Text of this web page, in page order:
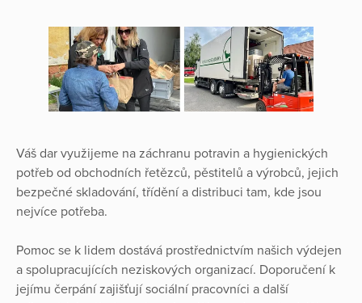
Váš dar využijeme na záchranu potravin a hygienických
potřeb od obchodních řetězců, pěstitelů a výrobců, jejich
bezpečné skladování, třídění a distribuci tam, kde jsou
nejvíce potřeba.
Pomoc se k lidem dostává prostřednictvím našich výdejen
a spolupracujících neziskových organizací. Doporučení k
jejímu čerpání zajišťují sociální pracovníci a další